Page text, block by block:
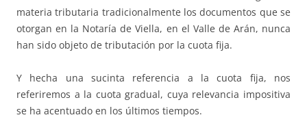
materia tributaria tradicionalmente los documentos que se
otorgan en la Notaría de Viella, en el Valle de Arán, nunca
han sido objeto de tributación por la cuota fija.
Y hecha una sucinta referencia a la cuota fija, nos
referiremos a la cuota gradual, cuya relevancia impositiva
se ha acentuado en los últimos tiempos.